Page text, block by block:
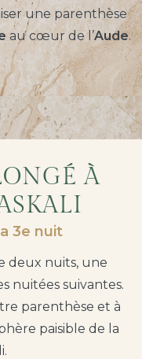
une parenthèse
au cœur de l’Aude.
À
3e nuit
deux nuits, une
nuitées suivantes.
parenthèse et à
paisible de la